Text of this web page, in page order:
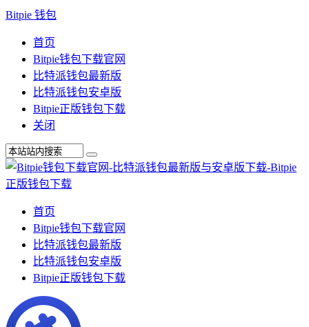
Bitpie 钱包
首页
Bitpie钱包下载官网
比特派钱包最新版
比特派钱包安卓版
Bitpie正版钱包下载
关闭
首页
Bitpie钱包下载官网
比特派钱包最新版
比特派钱包安卓版
Bitpie正版钱包下载